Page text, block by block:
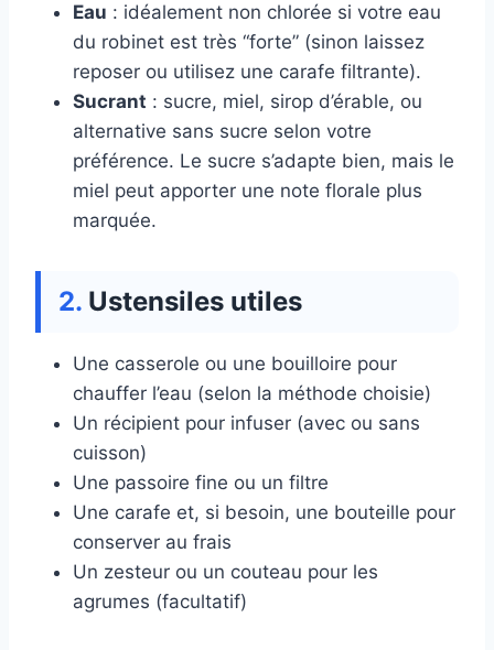
Eau : idéalement non chlorée si votre eau
du robinet est très “forte” (sinon laissez
reposer ou utilisez une carafe filtrante).
Sucrant : sucre, miel, sirop d’érable, ou
alternative sans sucre selon votre
préférence. Le sucre s’adapte bien, mais le
miel peut apporter une note florale plus
marquée.
Ustensiles utiles
Une casserole ou une bouilloire pour
chauffer l’eau (selon la méthode choisie)
Un récipient pour infuser (avec ou sans
cuisson)
Une passoire fine ou un filtre
Une carafe et, si besoin, une bouteille pour
conserver au frais
Un zesteur ou un couteau pour les
agrumes (facultatif)